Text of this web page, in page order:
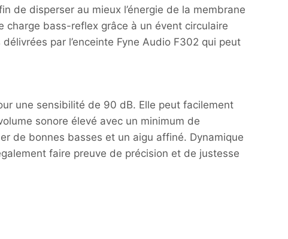
de disperser au mieux l’énergie de la membrane
charge bass-reflex grâce à un évent circulaire
par l’enceinte Fyne Audio F302 qui peut
une sensibilité de 90 dB. Elle peut facilement
sonore élevé avec un minimum de
de bonnes basses et un aigu affiné. Dynamique
faire preuve de précision et de justesse